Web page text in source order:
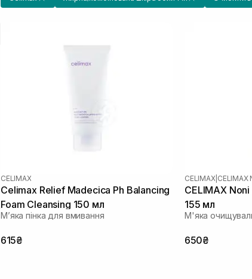
CELIMAX
Celimax Relief Madecica Ph Balancing
Foam Cleansing 150 мл
Мʼяка пінка для вмивання
615₴
CELIMAX CELIMAX
CELIMAX
155 мл
М'яка
650₴